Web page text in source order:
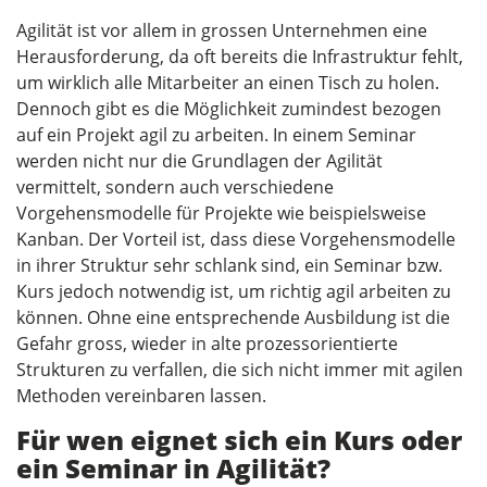
Agilität ist vor allem in grossen Unternehmen eine
Herausforderung, da oft bereits die Infrastruktur fehlt,
um wirklich alle Mitarbeiter an einen Tisch zu holen.
Dennoch gibt es die Möglichkeit zumindest bezogen
auf ein Projekt agil zu arbeiten. In einem Seminar
werden nicht nur die Grundlagen der Agilität
vermittelt, sondern auch verschiedene
Vorgehensmodelle für Projekte wie beispielsweise
Kanban. Der Vorteil ist, dass diese Vorgehensmodelle
in ihrer Struktur sehr schlank sind, ein Seminar bzw.
Kurs jedoch notwendig ist, um richtig agil arbeiten zu
können. Ohne eine entsprechende Ausbildung ist die
Gefahr gross, wieder in alte prozessorientierte
Strukturen zu verfallen, die sich nicht immer mit agilen
Methoden vereinbaren lassen.
Für wen eignet sich ein Kurs oder
ein Seminar in Agilität?